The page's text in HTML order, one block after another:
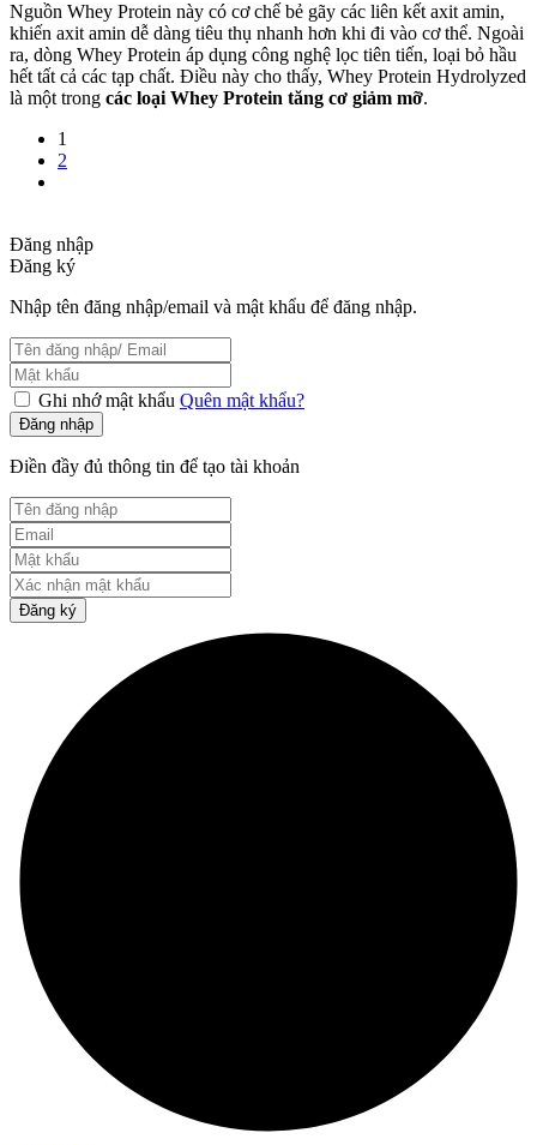
Nguồn Whey Protein này có cơ chế bẻ gãy các liên kết axit amin,
khiến axit amin dễ dàng tiêu thụ nhanh hơn khi đi vào cơ thể. Ngoài
ra, dòng Whey Protein áp dụng công nghệ lọc tiên tiến, loại bỏ hầu
hết tất cả các tạp chất. Điều này cho thấy, Whey Protein Hydrolyzed
là một trong các loại Whey Protein tăng cơ giảm mỡ.
1
2
Đăng nhập
Đăng ký
Nhập tên đăng nhập/email và mật khẩu để đăng nhập.
Ghi nhớ mật khẩu Quên mật khẩu?
Đăng nhập
Điền đầy đủ thông tin để tạo tài khoản
Đăng ký